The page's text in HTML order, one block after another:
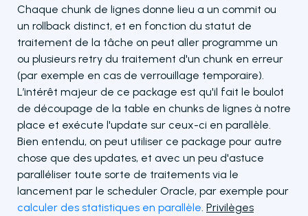
Chaque chunk de lignes donne lieu a un commit ou
un rollback distinct, et en fonction du statut de
traitement de la tâche on peut aller programme un
ou plusieurs retry du traitement d'un chunk en erreur
(par exemple en cas de verrouillage temporaire).
L’intérêt majeur de ce package est qu'il fait le boulot
de découpage de la table en chunks de lignes à notre
place et exécute l'update sur ceux-ci en parallèle.
Bien entendu, on peut utiliser ce package pour autre
chose que des updates, et avec un peu d'astuce
paralléliser toute sorte de traitements via le
lancement par le scheduler Oracle, par exemple pour
calculer des statistiques en parallèle. Privilèges